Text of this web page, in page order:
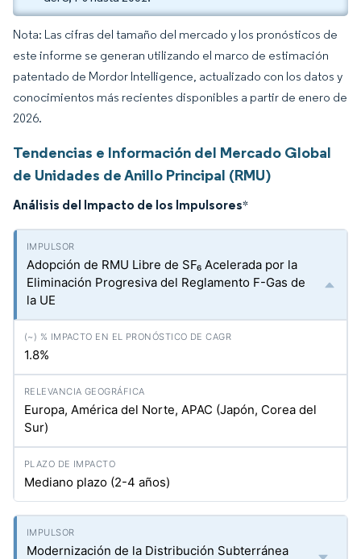
Nota: Las cifras del tamaño del mercado y los pronósticos de
este informe se generan utilizando el marco de estimación
patentado de Mordor Intelligence, actualizado con los datos y
conocimientos más recientes disponibles a partir de enero de
2026.
Tendencias e Información del Mercado Global
de Unidades de Anillo Principal (RMU)
Análisis del Impacto de los Impulsores*
Adopción de RMU Libre de SF₆ Acelerada por la
Eliminación Progresiva del Reglamento F-Gas de
la UE
1.8%
Europa, América del Norte, APAC (Japón, Corea del
Sur)
Mediano plazo (2-4 años)
Modernización de la Distribución Subterránea